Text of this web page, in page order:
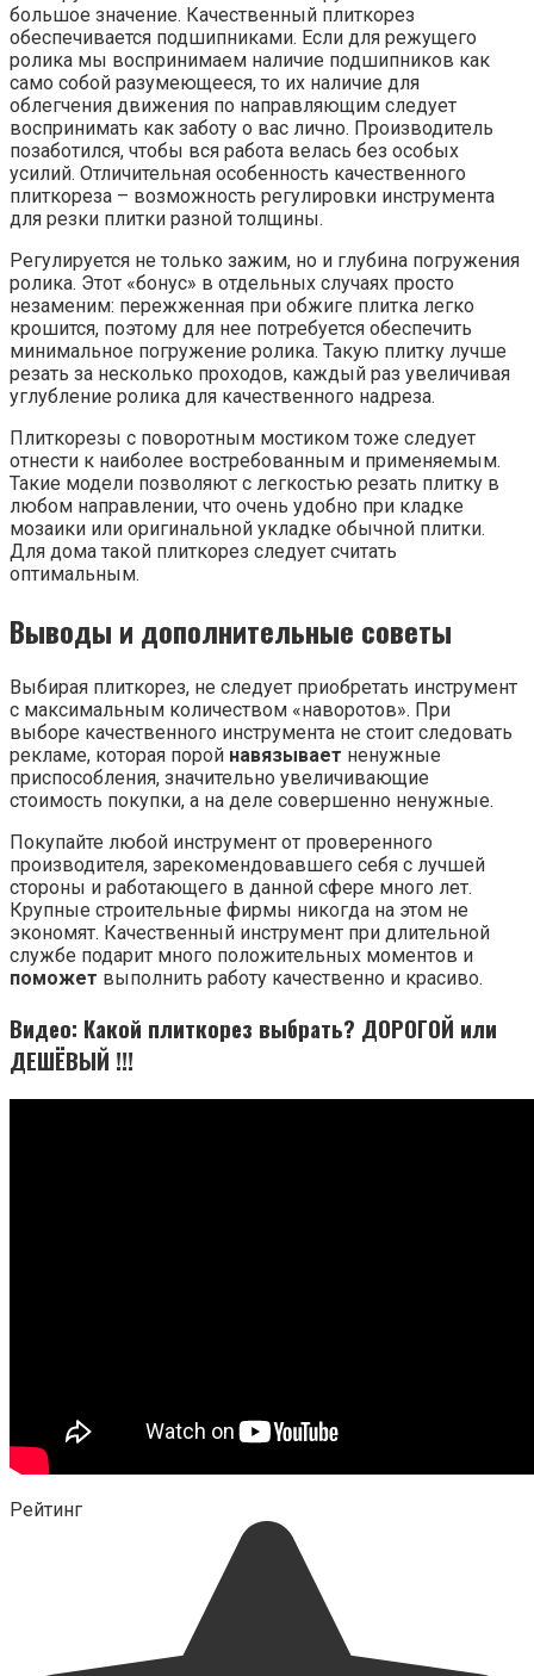
большое значение. Качественный плиткорез
обеспечивается подшипниками. Если для режущего
ролика мы воспринимаем наличие подшипников как
само собой разумеющееся, то их наличие для
облегчения движения по направляющим следует
воспринимать как заботу о вас лично. Производитель
позаботился, чтобы вся работа велась без особых
усилий. Отличительная особенность качественного
плиткореза – возможность регулировки инструмента
для резки плитки разной толщины.
Регулируется не только зажим, но и глубина погружения
ролика. Этот «бонус» в отдельных случаях просто
незаменим: пережженная при обжиге плитка легко
крошится, поэтому для нее потребуется обеспечить
минимальное погружение ролика. Такую плитку лучше
резать за несколько проходов, каждый раз увеличивая
углубление ролика для качественного надреза.
Плиткорезы с поворотным мостиком тоже следует
отнести к наиболее востребованным и применяемым.
Такие модели позволяют с легкостью резать плитку в
любом направлении, что очень удобно при кладке
мозаики или оригинальной укладке обычной плитки.
Для дома такой плиткорез следует считать
оптимальным.
Выводы и дополнительные советы
Выбирая плиткорез, не следует приобретать инструмент
с максимальным количеством «наворотов». При
выборе качественного инструмента не стоит следовать
рекламе, которая порой навязывает ненужные
приспособления, значительно увеличивающие
стоимость покупки, а на деле совершенно ненужные.
Покупайте любой инструмент от проверенного
производителя, зарекомендовавшего себя с лучшей
стороны и работающего в данной сфере много лет.
Крупные строительные фирмы никогда на этом не
экономят. Качественный инструмент при длительной
службе подарит много положительных моментов и
поможет выполнить работу качественно и красиво.
Видео: Какой плиткорез выбрать? ДОРОГОЙ или
ДЕШЁВЫЙ !!!
Рейтинг